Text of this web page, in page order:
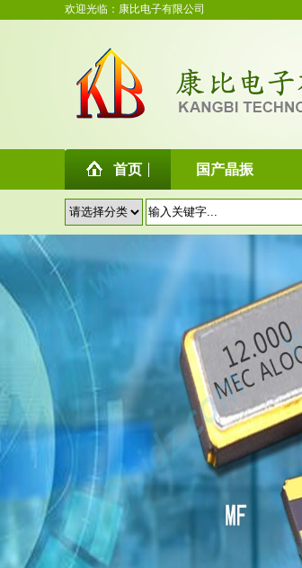
欢迎光临：康比电子有限公司
首页 国产晶振